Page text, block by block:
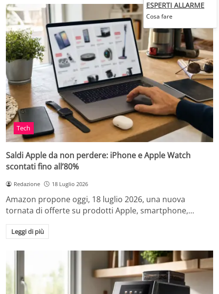
Tech
Saldi Apple da non perdere: iPhone e Apple Watch
scontati fino all’80%
Redazione 18 Luglio 2026
Amazon propone oggi, 18 luglio 2026, una nuova
tornata di offerte su prodotti Apple, smartphone,…
Leggi di più
ESPERTI ALLARME
Cosa fare